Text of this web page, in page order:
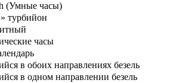
(Умные часы)
турбийон
часы
в обоих направлениях безель
в одном направлении безель